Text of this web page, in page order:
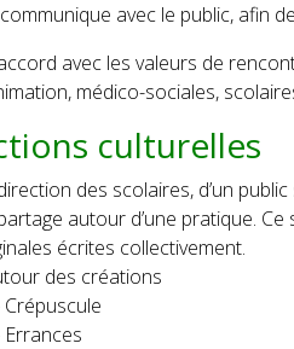
avec le public, afin
avec les valeurs de
médico-sociales,
culturelles
des scolaires, d’un
autour d’une pratique.
écrites collectivement.
des créations